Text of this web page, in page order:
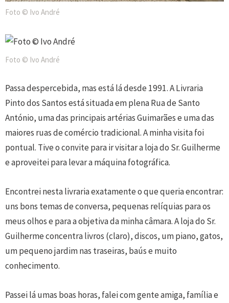
Foto © Ivo André
Foto © Ivo André
Passa despercebida, mas está lá desde 1991. A Livraria
Pinto dos Santos está situada em plena Rua de Santo
António, uma das principais artérias Guimarães e uma das
maiores ruas de comércio tradicional. A minha visita foi
pontual. Tive o convite para ir visitar a loja do Sr. Guilherme
e aproveitei para levar a máquina fotográfica.
Encontrei nesta livraria exatamente o que queria encontrar:
uns bons temas de conversa, pequenas relíquias para os
meus olhos e para a objetiva da minha câmara. A loja do Sr.
Guilherme concentra livros (claro), discos, um piano, gatos,
um pequeno jardim nas traseiras, baús e muito
conhecimento.
Passei lá umas boas horas, falei com gente amiga, família e